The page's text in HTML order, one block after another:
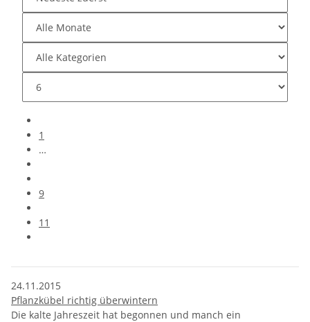
1
…
9
11
24.11.2015
Pflanzkübel richtig überwintern
Die kalte Jahreszeit hat begonnen und manch ein